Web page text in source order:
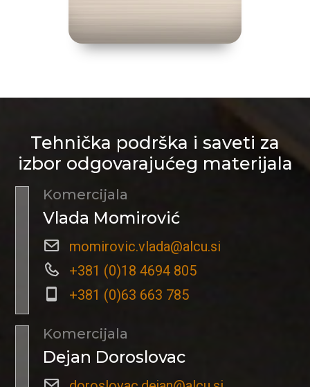
Tehnička podrška i saveti za
izbor odgovarajućeg materijala
Komercijala
Vlada Momirović
momirovic.vlada@alcu.si
+381 (0)18 4694 805
+381 (0)63 663 785
Komercijala
Dejan Doroslovac